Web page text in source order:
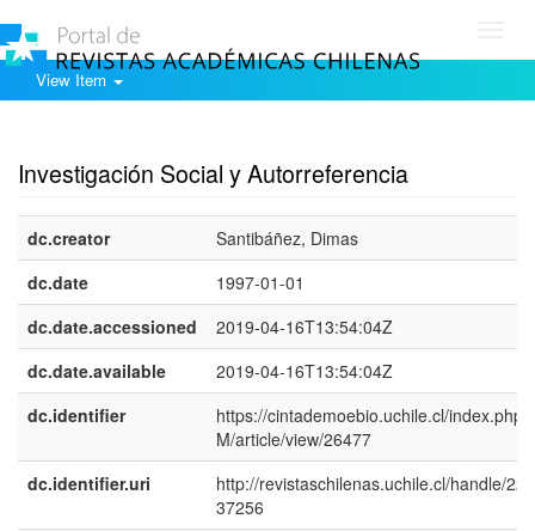
View Item
Investigación Social y Autorreferencia
dc.creator
Santibáñez, Dimas
dc.date
1997-01-01
dc.date.accessioned
2019-04-16T13:54:04Z
dc.date.available
2019-04-16T13:54:04Z
dc.identifier
https://cintademoebio.uchile.cl/index.php/
M/article/view/26477
dc.identifier.uri
http://revistaschilenas.uchile.cl/handle/
37256